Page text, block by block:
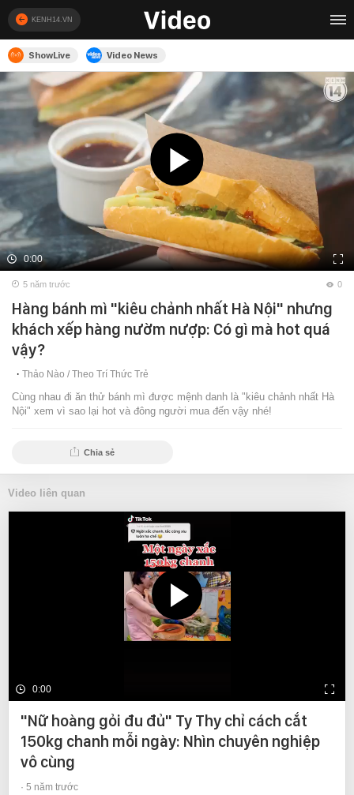
KENH14.VN
ShowLive Video News
0:00
5 năm trước 0
Hàng bánh mì "kiêu chảnh nhất Hà Nội" nhưng
khách xếp hàng nườm nượp: Có gì mà hot quá
vậy?
Thảo Nào / Theo Trí Thức Trẻ
Cùng nhau đi ăn thử bánh mì được mệnh danh là "kiêu chảnh nhất Hà
Nội" xem vì sao lại hot và đông người mua đến vậy nhé!
Chia sẻ
Video liên quan
0:00
"Nữ hoàng gỏi đu đủ" Ty Thy chỉ cách cắt
150kg chanh mỗi ngày: Nhìn chuyên nghiệp
vô cùng
5 năm trước